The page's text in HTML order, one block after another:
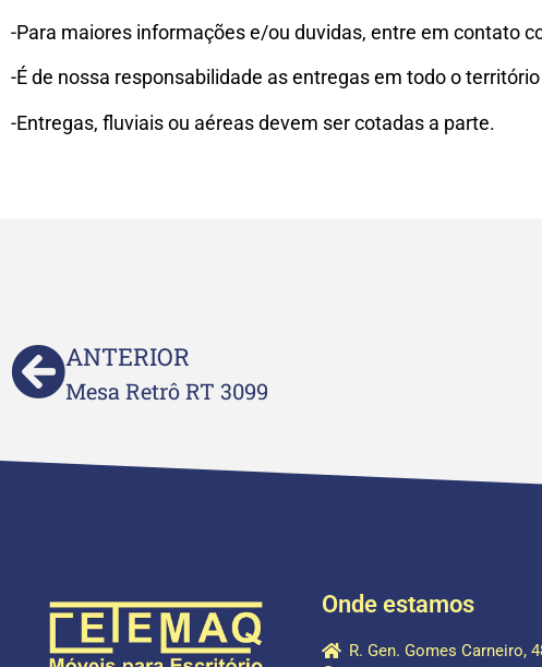
-Para maiores informações e/ou duvidas, entre em contato
-É de nossa responsabilidade as entregas em todo o
-Entregas, fluviais ou aéreas devem ser cotadas a parte.
ANTERIOR
Mesa Retrô RT 3099
Onde estamos
R. Gen. Gomes Carneiro,